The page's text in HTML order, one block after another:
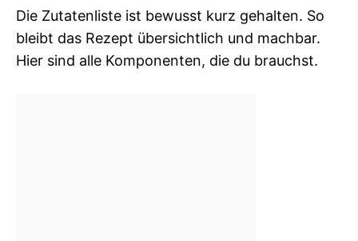
Die Zutatenliste ist bewusst kurz gehalten. So
bleibt das Rezept übersichtlich und machbar.
Hier sind alle Komponenten, die du brauchst.